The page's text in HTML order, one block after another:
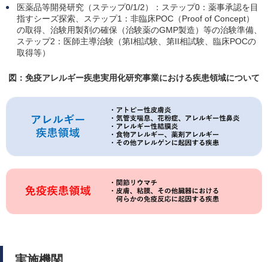
医薬品等開発研究（ステップ0/1/2）：ステップ0：薬事承認を目
指すシーズ探索、ステップ1：非臨床POC（Proof of Concept）
の取得、治験用製剤の確保（治験薬のGMP製造）等の治験準備、
ステップ2：医師主導治験（第I相試験、第II相試験、臨床POCの
取得等）
図：免疫アレルギー疾患実用化研究事業における疾患領域について